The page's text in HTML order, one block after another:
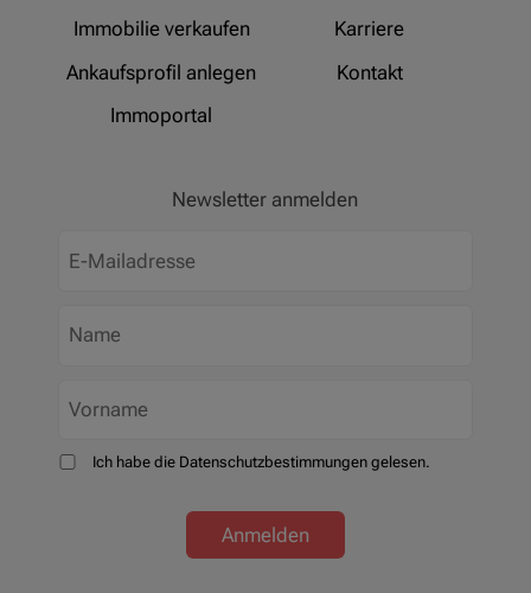
Immobilie verkaufen
Ankaufsprofil anlegen
Immoportal
Karriere
Kontakt
Newsletter anmelden
Ich habe die Datenschutzbestimmungen gelesen.
Anmelden